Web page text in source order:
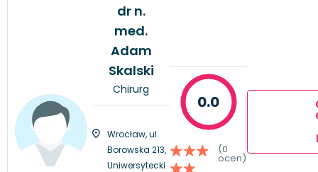
dr n.
med.
Adam
Skalski
Chirurg
Wrocław, ul.
Borowska 213,
Uniwersytecki
0.0
(0
ocen)